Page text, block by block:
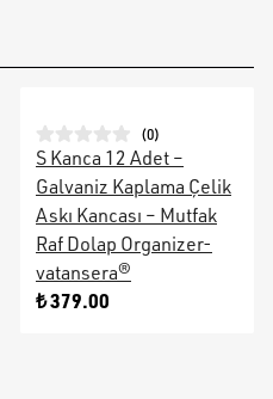
(0)
S Kanca 12 Adet –
Galvaniz Kaplama Çelik
Askı Kancası – Mutfak
Raf Dolap Organizer-
vatansera®
₺ 379.00